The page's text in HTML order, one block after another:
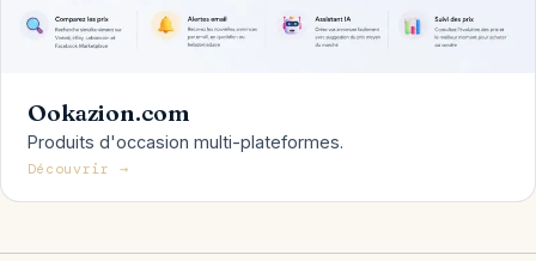
Ookazion.com
Produits d'occasion multi-plateformes.
Découvrir →